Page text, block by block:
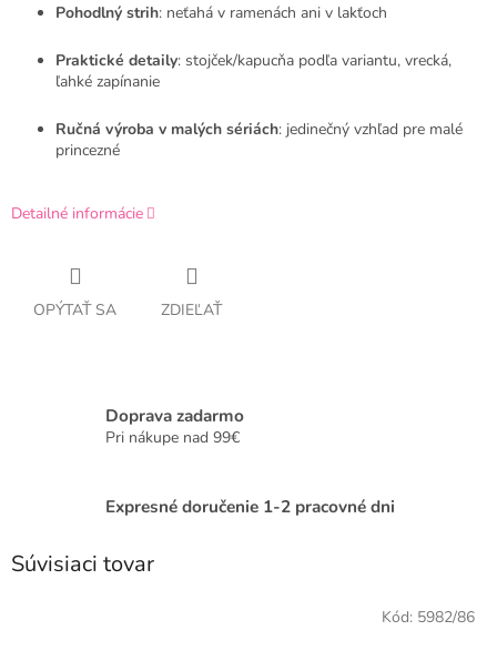
Pohodlný strih: neťahá v ramenách ani v lakťoch
Praktické detaily: stojček/kapucňa podľa variantu, vrecká,
ľahké zapínanie
Ručná výroba v malých sériách: jedinečný vzhľad pre malé
princezné
Detailné informácie
OPÝTAŤ SA ZDIEĽAŤ
Doprava zadarmo
Pri nákupe nad 99€
Expresné doručenie 1-2 pracovné dni
Súvisiaci tovar
Kód: 5982/86